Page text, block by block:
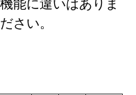
さい。